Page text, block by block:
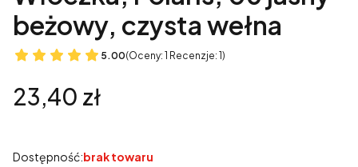
beżowy, czysta wełna
5.00(Oceny: 1 Recenzje: 1)
Cena
23,40 zł
Dostępność:brak towaru